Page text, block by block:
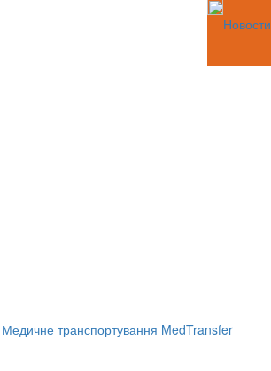
Новости
Медичне транспортування MedTransfer